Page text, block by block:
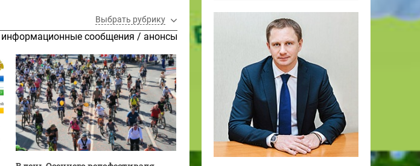
Выбрать рубрику
информационные сообщения / анонсы